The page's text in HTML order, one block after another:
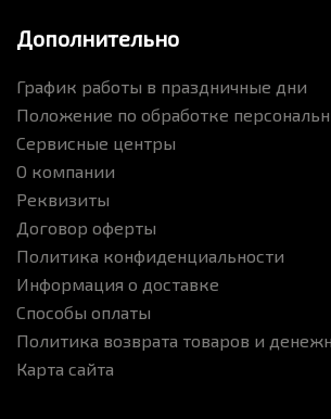
Дополнительно
График работы в праздничные дни
Положение по обработке
Сервисные центры
О компании
Реквизиты
Договор оферты
Политика конфиденциальности
Информация о доставке
Способы оплаты
Политика возврата товаров и
Карта сайта